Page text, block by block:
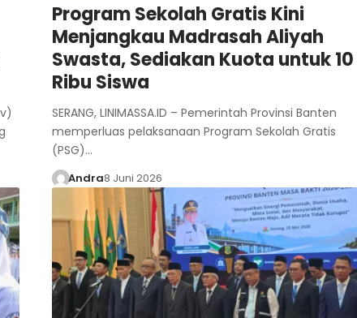
Program Sekolah Gratis Kini
Menjangkau Madrasah Aliyah
Swasta, Sediakan Kuota untuk 10
Ribu Siswa
SERANG, LINIMASSA.ID – Pemerintah Provinsi Banten
memperluas pelaksanaan Program Sekolah Gratis
(PSG)…
Andra8 Juni 2026